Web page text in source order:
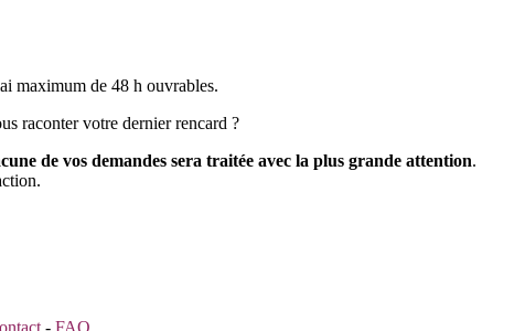
maximum de 48 h ouvrables.
raconter votre dernier rencard ?
de vos demandes sera traitée avec la plus grande attention.
- FAQ